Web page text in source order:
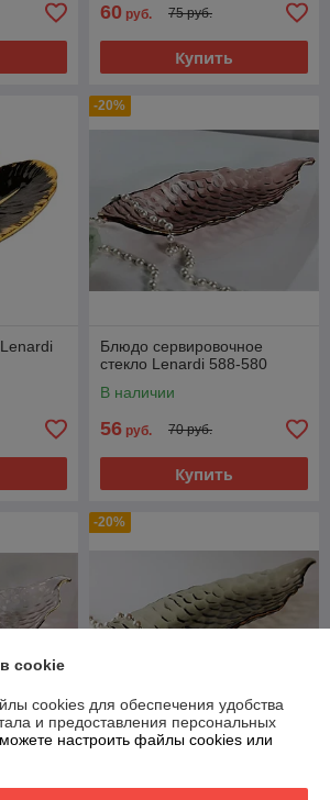
60 руб. 75 руб.
Купить
-20%
Блюдо сервировочное
стекло Lenardi 588-580
В наличии
56 руб. 70 руб.
Купить
-20%
cookie
cookies для обеспечения удобства
и предоставления персональных
настроить файлы cookies или